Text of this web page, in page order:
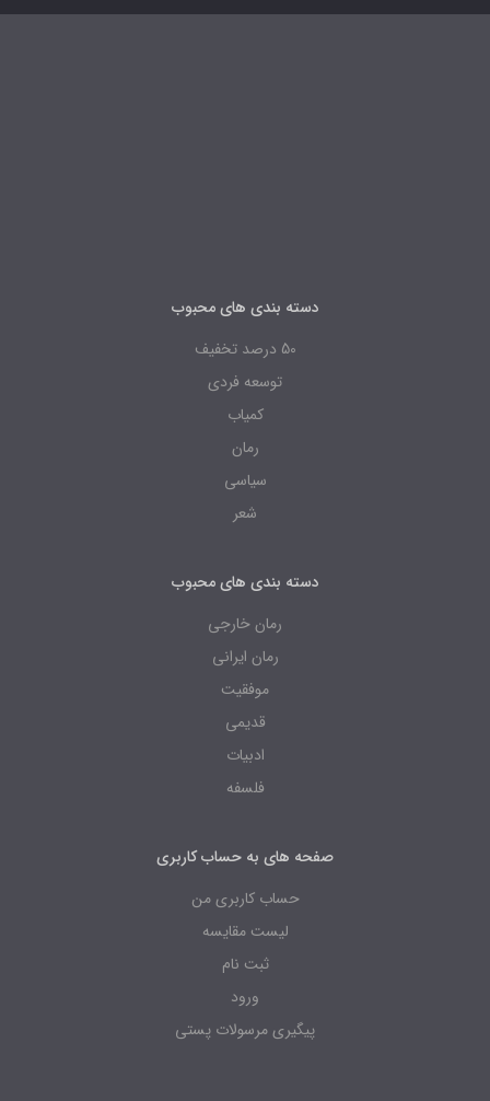
دسته بندی های محبوب
توسعه فردی
دسته بندی های محبوب
رمان خارجی
رمان ایرانی
صفحه های به حساب کاربری
حساب کاربری من
لیست مقایسه
پیگیری مرسولات پستی